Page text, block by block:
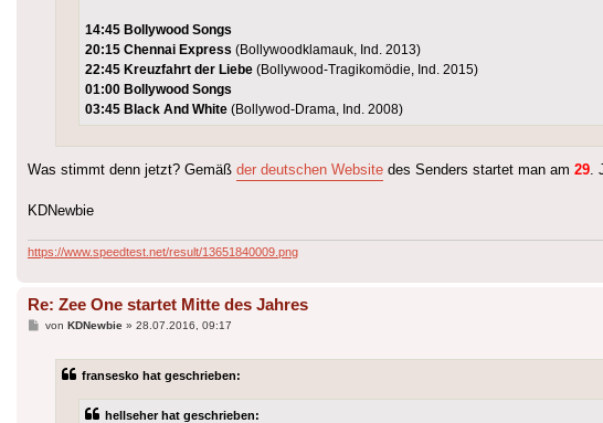
14:45 Bollywood Songs
20:15 Chennai Express (Bollywoodklamauk, Ind. 2013)
22:45 Kreuzfahrt der Liebe (Bollywood-Tragikomödie, Ind. 2015)
01:00 Bollywood Songs
03:45 Black And White (Bollywod-Drama, Ind. 2008)
Was stimmt denn jetzt? Gemäß der deutschen Website des Senders startet man am 29
KDNewbie
https://www.speedtest.net/result/13651840009.png
Re: Zee One startet Mitte des Jahres
Beitrag
von KDNewbie» 28.07.2016, 09:17
fransesko hat geschrieben:
hellseher hat geschrieben: